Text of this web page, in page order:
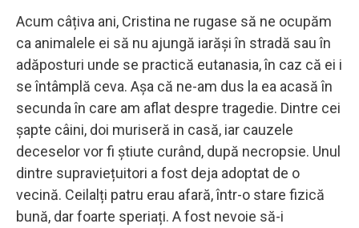
Acum câțiva ani, Cristina ne rugase să ne ocupăm
ca animalele ei să nu ajungă iarăși în stradă sau în
adăposturi unde se practică eutanasia, în caz că ei i
se întâmplă ceva. Așa că ne-am dus la ea acasă în
secunda în care am aflat despre tragedie. Dintre cei
șapte câini, doi muriseră in casă, iar cauzele
deceselor vor fi știute curând, după necropsie. Unul
dintre supraviețuitori a fost deja adoptat de o
vecină. Ceilalți patru erau afară, într-o stare fizică
bună, dar foarte speriați. A fost nevoie să-i